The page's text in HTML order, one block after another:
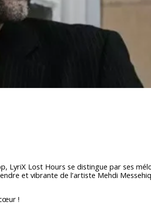
LyriX Lost Hours se distingue par ses
et vibrante de l’artiste Mehdi
!